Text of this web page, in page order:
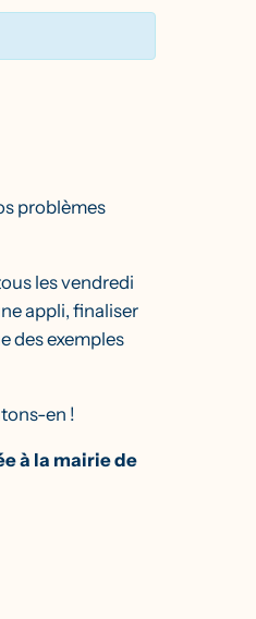
problèmes
les vendredi
appli, finaliser
des exemples
en !
à la mairie de